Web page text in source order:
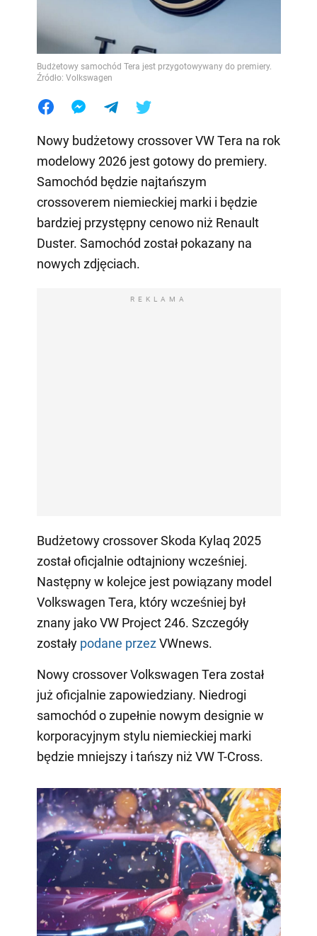
Budżetowy samochód Tera jest przygotowywany do premiery.
Źródło: Volkswagen
Nowy budżetowy crossover VW Tera na rok
modelowy 2026 jest gotowy do premiery.
Samochód będzie najtańszym
crossoverem niemieckiej marki i będzie
bardziej przystępny cenowo niż Renault
Duster. Samochód został pokazany na
nowych zdjęciach.
REKLAMA
Budżetowy crossover Skoda Kylaq 2025
został oficjalnie odtajniony wcześniej.
Następny w kolejce jest powiązany model
Volkswagen Tera, który wcześniej był
znany jako VW Project 246. Szczegóły
zostały podane przezVWnews.
Nowy crossover Volkswagen Tera został
już oficjalnie zapowiedziany. Niedrogi
samochód o zupełnie nowym designie w
korporacyjnym stylu niemieckiej marki
będzie mniejszy i tańszy niż VW T-Cross.